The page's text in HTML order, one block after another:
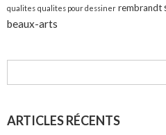
qualites qualites pour dessiner rembrandt
beaux-arts
ARTICLES RÉCENTS